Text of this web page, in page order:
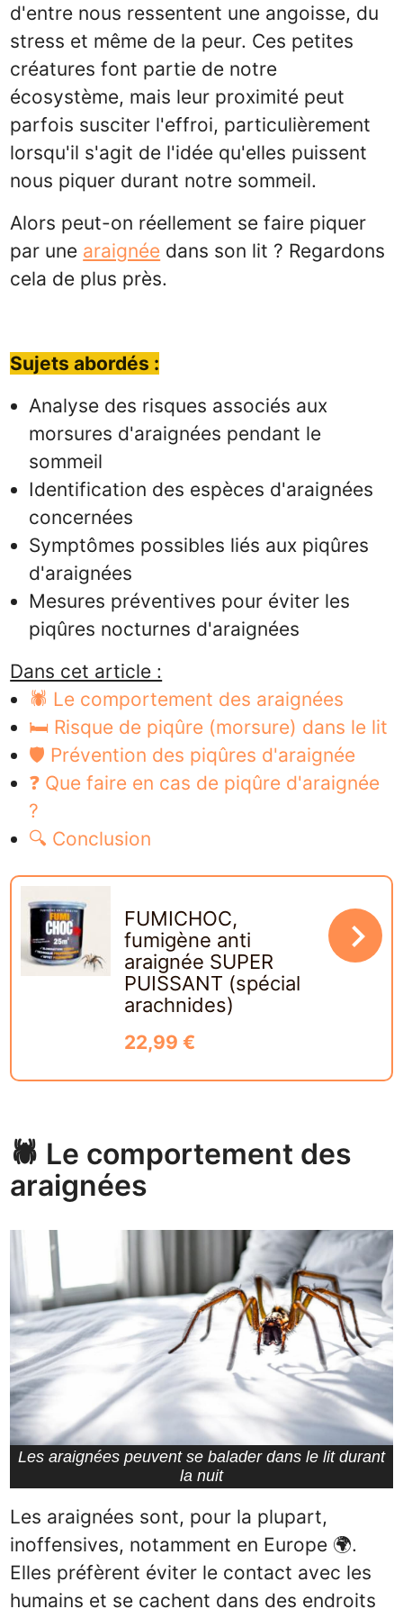
d'entre nous ressentent une angoisse, du
stress et même de la peur. Ces petites
créatures font partie de notre
écosystème, mais leur proximité peut
parfois susciter l'effroi, particulièrement
lorsqu'il s'agit de l'idée qu'elles puissent
nous piquer durant notre sommeil.
Alors peut-on réellement se faire piquer
par une araignée dans son lit ? Regardons
cela de plus près.
Sujets abordés :
Analyse des risques associés aux
morsures d'araignées pendant le
sommeil
Identification des espèces d'araignées
concernées
Symptômes possibles liés aux piqûres
d'araignées
Mesures préventives pour éviter les
piqûres nocturnes d'araignées
Dans cet article :
🕷️ Le comportement des araignées
🛏️ Risque de piqûre (morsure) dans le lit
🛡️ Prévention des piqûres d'araignée
❓ Que faire en cas de piqûre d'araignée
?
🔍 Conclusion
FUMICHOC,
fumigène anti
araignée SUPER
PUISSANT (spécial
arachnides)
22,99 €
navigate_next
🕷️ Le comportement des
araignées
Les araignées peuvent se balader dans le lit durant
la nuit
Les araignées sont, pour la plupart,
inoffensives, notamment en Europe 🌍.
Elles préfèrent éviter le contact avec les
humains et se cachent dans des endroits